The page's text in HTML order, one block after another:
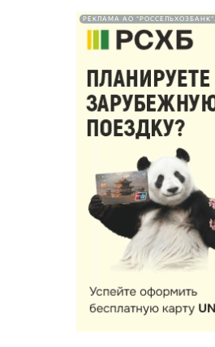
РЕКЛАМА АО "РОССЕЛЬХОЗБАНК".